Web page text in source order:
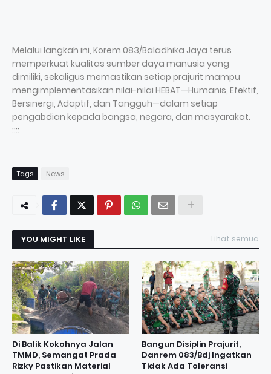
Melalui langkah ini, Korem 083/Baladhika Jaya terus
memperkuat kualitas sumber daya manusia yang
dimiliki, sekaligus memastikan setiap prajurit mampu
mengimplementasikan nilai-nilai HEBAT—Humanis, Efektif,
Bersinergi, Adaptif, dan Tangguh—dalam setiap
pengabdian kepada bangsa, negara, dan masyarakat.
::::
Tags News
YOU MIGHT LIKE Lihat semua
Di Balik Kokohnya Jalan
TMMD, Semangat Prada
Rizky Pastikan Material
Bangun Disiplin Prajurit,
Danrem 083/Bdj Ingatkan
Tidak Ada Toleransi